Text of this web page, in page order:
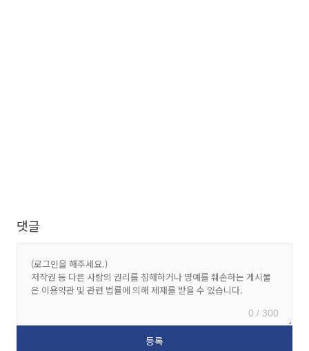
댓글
0 / 300